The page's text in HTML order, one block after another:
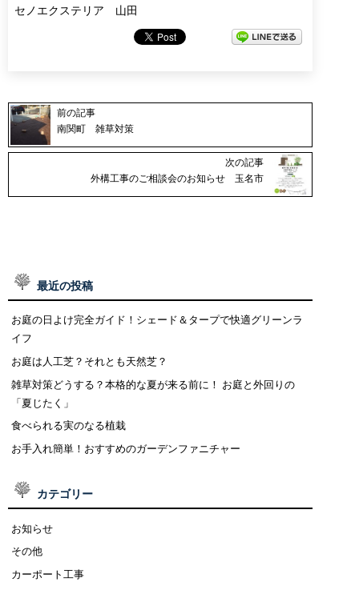
セノエクステリア 山田
前の記事
南関町 雑草対策
次の記事
外構工事のご相談会のお知らせ 玉名市
最近の投稿
お庭の日よけ完全ガイド！シェード＆タープで快適グリーンラ
イフ
お庭は人工芝？それとも天然芝？
雑草対策どうする？本格的な夏が来る前に！ お庭と外回りの
「夏じたく」
食べられる実のなる植栽
お手入れ簡単！おすすめのガーデンファニチャー
カテゴリー
お知らせ
その他
カーポート工事